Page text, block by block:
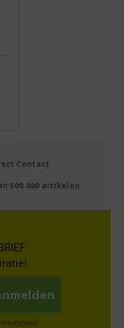
Contact
500.000 artikelen
Privacybeleid.